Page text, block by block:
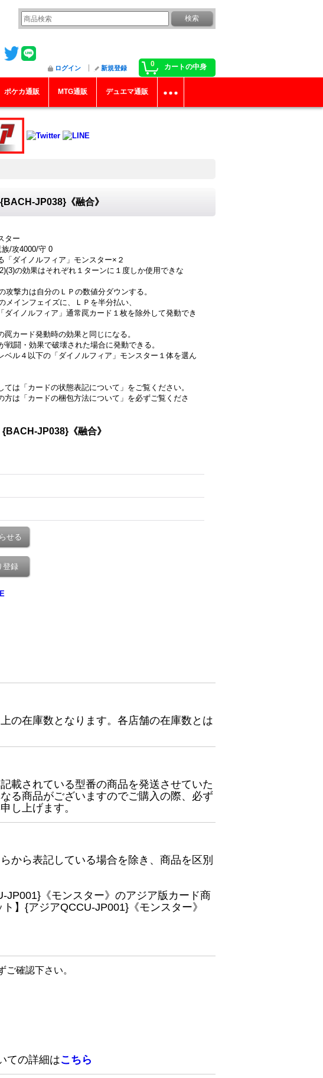
0 カートの中身
ログイン 新規登録
ポケカ通販 MTG通販 デュエマ通販
JP038}《融合》
ター
/攻4000/守 0
「ダイノルフィア」モンスター×２
の効果はそれぞれ１ターンに１度しか使用できな
攻撃力は自分のＬＰの数値分ダウンする。
メインフェイズに、ＬＰを半分払い、
ダイノルフィア」通常罠カード１枚を除外して発動でき
罠カード発動時の効果と同じになる。
戦闘・効果で破壊された場合に発動できる。
ベル４以下の「ダイノルフィア」モンスター１体を選ん
ては「 カードの状態表記について」をご覧ください。
方は「 カードの梱包方法について」を必ずご覧くださ
JP038}《融合》
せる
登録
の在庫数となります。各店舗の在庫数とは
載されている型番の商品を発送させていた
る商品がございますのでご購入の際、必ず
し上げます。
から表記している場合を除き、商品を区別
JP001}《モンスター》のアジア版カード商
】{アジアQCCU-JP001}《モンスター》
確認下さい。
ての詳細はこちら